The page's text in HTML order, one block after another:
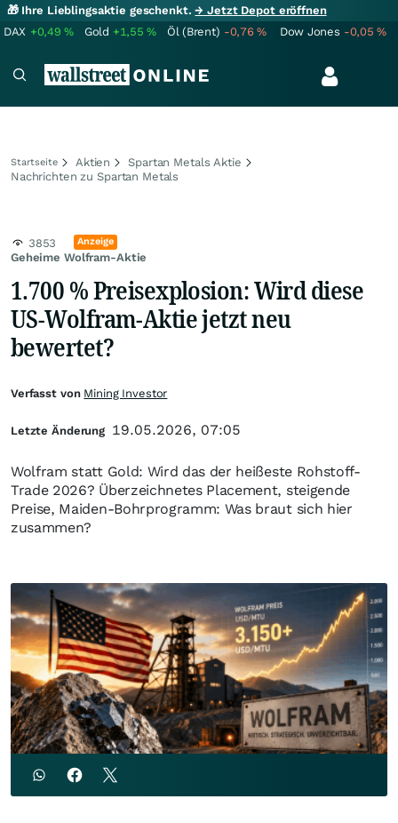
🎁 Ihre Lieblingsaktie geschenkt.→ Jetzt Depot eröffnen
DAX +0,49% Gold +1,55% Öl (Brent) -0,76% Dow Jones -0,05%
Startseite Aktien
Spartan Metals Aktie
Nachrichten zu Spartan Metals
Geheime Wolfram-Aktie
3853 Anzeige
1.700 % Preisexplosion: Wird diese
US-Wolfram-Aktie jetzt neu
bewertet?
Wolfram statt Gold: Wird das der heißeste Rohstoff-
Trade 2026? Überzeichnetes Placement, steigende
Preise, Maiden-Bohrprogramm: Was braut sich hier
zusammen?
Verfasst von Mining Investor
Letzte Änderung 19.05.2026, 07:05